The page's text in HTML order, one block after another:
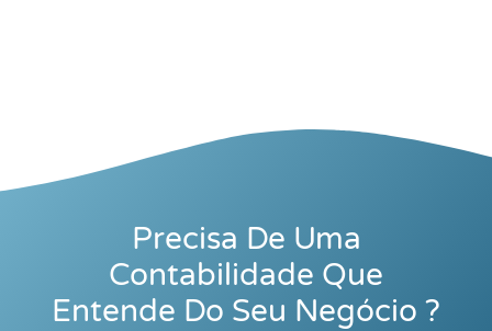
Precisa De Uma
Contabilidade Que
Entende Do Seu Negócio ?